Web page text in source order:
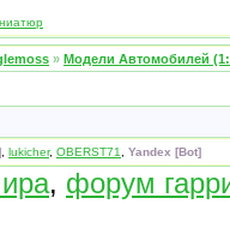
» Модели Автомобилей
lukicher, OBERST71 Yandex [Bot]
, форум